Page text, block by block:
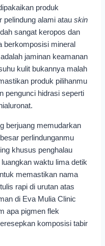
produk
pelindung alami atau skin
sangat keropos dan
berkomposisi mineral
jaminan keamanan
kulit bukannya malah
produk pilihanmu
pengunci hidrasi seperti
berjuang memudarkan
perlindunganmu
khusus penghalau
waktu lima detik
memastikan nama
rapi di urutan atas
di Eva Mulia Clinic
apa pigmen flek
komposisi tabir